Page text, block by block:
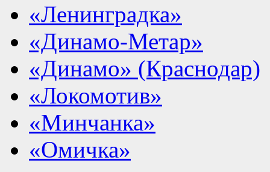
«Ленинградка»
«Динамо-Метар»
«Динамо» (Краснодар)
«Локомотив»
«Минчанка»
«Омичка»